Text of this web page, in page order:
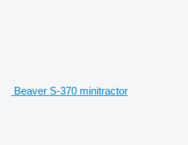
Beaver S-370 minitractor